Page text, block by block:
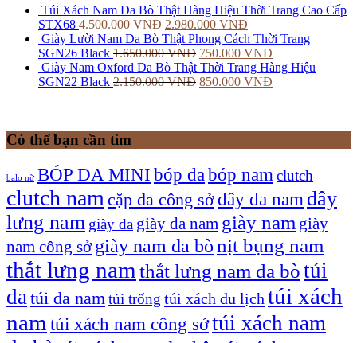
Túi Xách Nam Da Bò Thật Hàng Hiệu Thời Trang Cao Cấp
STX68 4.500.000VNĐ 2.980.000 VNĐ
Giày Lười Nam Da Bò Thật Phong Cách Thời Trang
SGN26 Black 1.650.000VNĐ 750.000 VNĐ
Giày Nam Oxford Da Bò Thật Thời Trang Hàng Hiệu
SGN22 Black 2.150.000VNĐ 850.000 VNĐ
Có thể bạn cần tìm
balo nữ BÓP DA MINI bóp da bóp nam clutch
clutch nam cặp da công sởdây da nam dây
lưng nam giày da giày da nam giày nam giày
nam công sở giày nam da bònịt bụng nam
thắt lưng nam thắt lưng nam da bòtúi
da túi da namtúi trống túi xách du lịch túi xách
nam túi xách nam công sởtúi xách nam